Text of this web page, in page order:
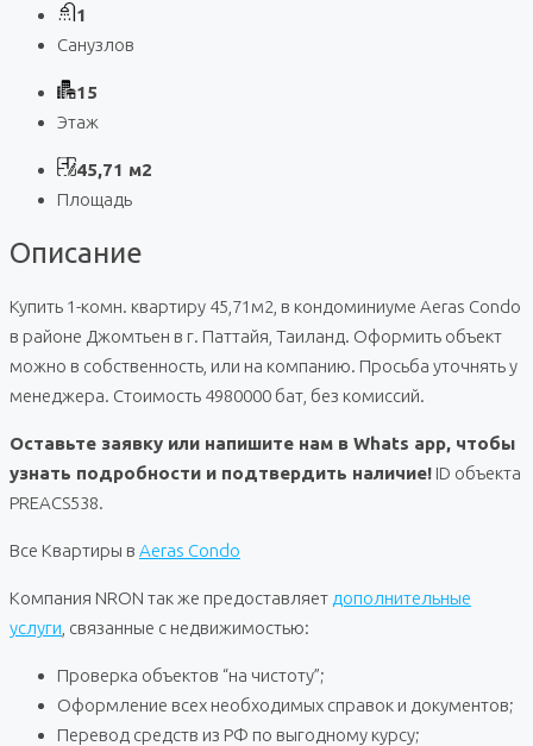
1
Санузлов
15
Этаж
45,71 м2
Площадь
Описание
Купить 1-комн. квартиру 45,71м2, в кондоминиуме Aeras Condo
в районе Джомтьен в г. Паттайя, Таиланд. Оформить объект
можно в собственность, или на компанию. Просьба уточнять у
менеджера. Стоимость 4980000 бат, без комиссий.
Оставьте заявку или напишите нам в Whats app, чтобы
узнать подробности и подтвердить наличие! ID объекта
PREACS538.
Все Квартиры в Aeras Condo
Компания NRON так же предоставляет дополнительные
услуги , связанные с недвижимостью:
Проверка объектов “на чистоту”;
Оформление всех необходимых справок и документов;
Перевод средств из РФ по выгодному курсу;